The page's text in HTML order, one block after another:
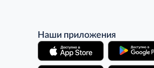
Наши приложения